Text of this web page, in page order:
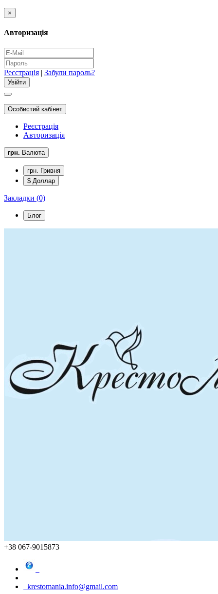
×
Авторизація
Реєстрація | Забули пароль?
Особистий кабінет
Реєстрація
Авторизація
грн. Валюта
грн. Гривня
$ Доллар
Закладки (0)
Блог
+38 067-9015873
krestomania.info@gmail.com